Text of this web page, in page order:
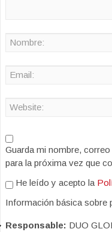
Guarda mi nombre,
para la próxima vez que
He leído y acepto la
Información básica sobre
Responsable: DUO